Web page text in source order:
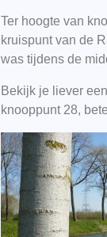
Ter hoogte van
kruispunt van de
was tijdens de
Bekijk je liever
knooppunt 28,